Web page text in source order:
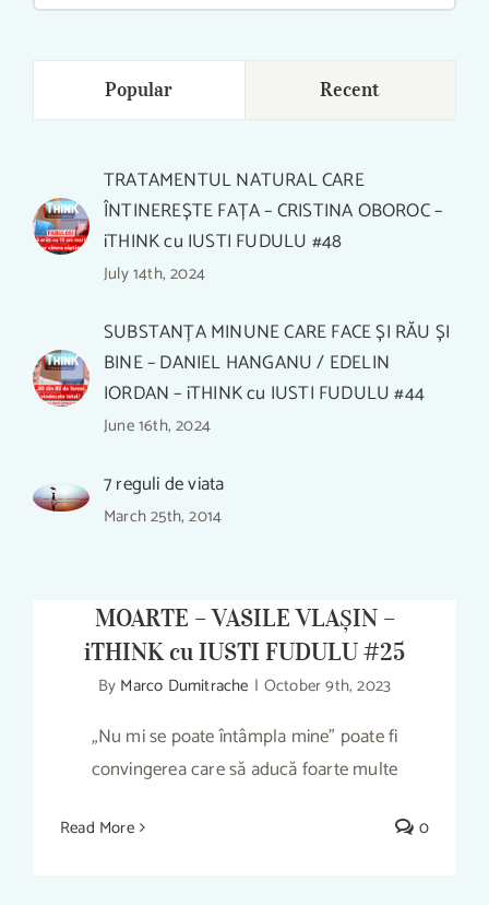
CEI 6 PAȘI DINTRE VIAȚĂ ȘI MOARTE –
VASILE VLAȘIN – iTHINK cu IUSTI
MOARTE – VASILE VLAȘIN –
iTHINK cu IUSTI FUDULU #25
By Marco Dumitrache | October 9th, 2023
„Nu mi se poate întâmpla mine” poate fi
convingerea care să aducă foarte multe
Read More 0
Popular Recent
TRATAMENTUL NATURAL CARE
ÎNTINEREȘTE FAȚA – CRISTINA OBOROC –
iTHINK cu IUSTI FUDULU #48
July 14th, 2024
SUBSTANȚA MINUNE CARE FACE ȘI RĂU ȘI
BINE – DANIEL HANGANU / EDELIN
IORDAN – iTHINK cu IUSTI FUDULU #44
June 16th, 2024
7 reguli de viata
March 25th, 2014